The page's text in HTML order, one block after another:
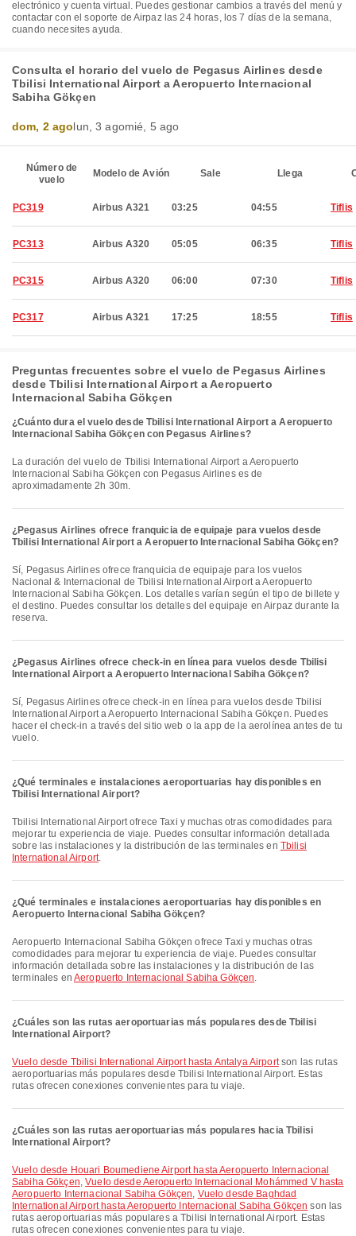
electrónico y cuenta virtual. Puedes gestionar cambios a través del menú y
contactar con el soporte de Airpaz las 24 horas, los 7 días de la semana,
cuando necesites ayuda.
Consulta el horario del vuelo de Pegasus Airlines desde
Tbilisi International Airport a Aeropuerto Internacional
Sabiha Gökçen
dom, 2 agolun, 3 agomié, 5 ago
Número de
vuelo
Modelo de Avión Sale Llega
PC319 Airbus A321 03:25 04:55 Tiflis
PC313 Airbus A320 05:05 06:35 Tiflis
PC315 Airbus A320 06:00 07:30 Tiflis
PC317 Airbus A321 17:25 18:55 Tiflis
Preguntas frecuentes sobre el vuelo de Pegasus Airlines
desde Tbilisi International Airport a Aeropuerto
Internacional Sabiha Gökçen
¿Cuánto dura el vuelo desde Tbilisi International Airport a Aeropuerto
Internacional Sabiha Gökçen con Pegasus Airlines?
La duración del vuelo de Tbilisi International Airport a Aeropuerto
Internacional Sabiha Gökçen con Pegasus Airlines es de
aproximadamente 2h 30m.
¿Pegasus Airlines ofrece franquicia de equipaje para vuelos desde
Tbilisi International Airport a Aeropuerto Internacional Sabiha Gökçen?
Sí, Pegasus Airlines ofrece franquicia de equipaje para los vuelos
Nacional & Internacional de Tbilisi International Airport a Aeropuerto
Internacional Sabiha Gökçen. Los detalles varían según el tipo de billete y
el destino. Puedes consultar los detalles del equipaje en Airpaz durante la
reserva.
¿Pegasus Airlines ofrece check-in en línea para vuelos desde Tbilisi
International Airport a Aeropuerto Internacional Sabiha Gökçen?
Sí, Pegasus Airlines ofrece check-in en línea para vuelos desde Tbilisi
International Airport a Aeropuerto Internacional Sabiha Gökçen. Puedes
hacer el check-in a través del sitio web o la app de la aerolínea antes de tu
vuelo.
¿Qué terminales e instalaciones aeroportuarias hay disponibles en
Tbilisi International Airport?
Tbilisi International Airport ofrece Taxi y muchas otras comodidades para
mejorar tu experiencia de viaje. Puedes consultar información detallada
sobre las instalaciones y la distribución de las terminales en Tbilisi
International Airport.
¿Qué terminales e instalaciones aeroportuarias hay disponibles en
Aeropuerto Internacional Sabiha Gökçen?
Aeropuerto Internacional Sabiha Gökçen ofrece Taxi y muchas otras
comodidades para mejorar tu experiencia de viaje. Puedes consultar
información detallada sobre las instalaciones y la distribución de las
terminales en Aeropuerto Internacional Sabiha Gökçen.
¿Cuáles son las rutas aeroportuarias más populares desde Tbilisi
International Airport?
Vuelo desde Tbilisi International Airport hasta Antalya Airportson las rutas
aeroportuarias más populares desde Tbilisi International Airport. Estas
rutas ofrecen conexiones convenientes para tu viaje.
¿Cuáles son las rutas aeroportuarias más populares hacia Tbilisi
International Airport?
Vuelo desde Houari Boumediene Airport hasta Aeropuerto Internacional
Sabiha Gökçen,Vuelo desde Aeropuerto Internacional Mohámmed V hasta
Aeropuerto Internacional Sabiha Gökçen, Vuelo desde Baghdad
International Airport hasta Aeropuerto Internacional Sabiha Gökçen son las
rutas aeroportuarias más populares a Tbilisi International Airport. Estas
rutas ofrecen conexiones convenientes para tu viaje.